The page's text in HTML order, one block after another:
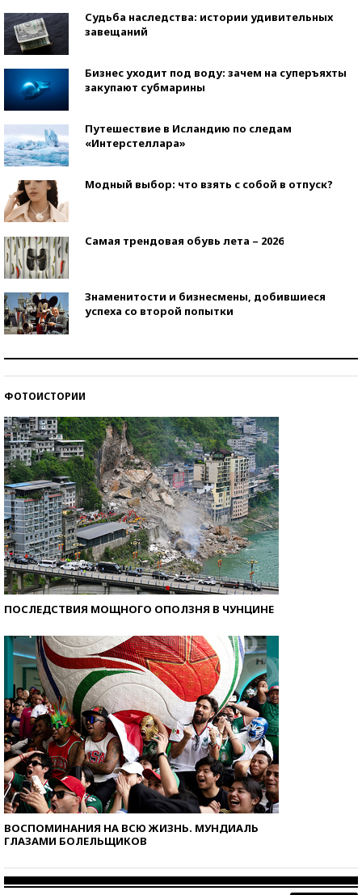
Судьба наследства: истории удивительных
завещаний
Бизнес уходит под воду: зачем на суперъяхты
закупают субмарины
Путешествие в Исландию по следам
«Интерстеллара»
Модный выбор: что взять с собой в отпуск?
Самая трендовая обувь лета – 2026
Знаменитости и бизнесмены, добившиеся
успеха со второй попытки
ФОТОИСТОРИИ
ПОСЛЕДСТВИЯ МОЩНОГО ОПОЛЗНЯ В ЧУНЦИНЕ
ВОСПОМИНАНИЯ НА ВСЮ ЖИЗНЬ. МУНДИАЛЬ
ГЛАЗАМИ БОЛЕЛЬЩИКОВ